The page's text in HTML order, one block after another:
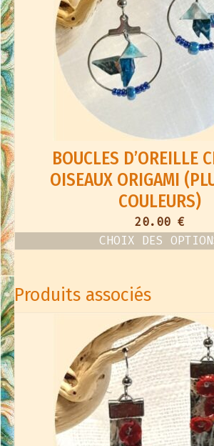
BOUCLES D’OREILLE
OISEAUX ORIGAMI
COULEURS)
20.00 €
CHOIX DES
options
peuvent
être
choisies
sur
la
page
du
produit
Produits associés